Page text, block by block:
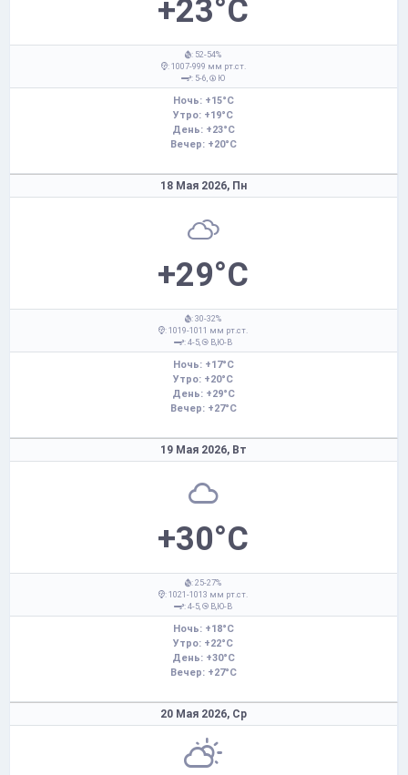
+23°C
: 52-54%
: 1007-999 мм рт.ст.
: 5-6,
Ю
Ночь: +15°C
Утро: +19°C
День: +23°C
Вечер: +20°C
18 Мая 2026, Пн
+29°C
: 30-32%
: 1019-1011 мм рт.ст.
: 4-5,
В,Ю-В
Ночь: +17°C
Утро: +20°C
День: +29°C
Вечер: +27°C
19 Мая 2026, Вт
+30°C
: 25-27%
: 1021-1013 мм рт.ст.
: 4-5,
В,Ю-В
Ночь: +18°C
Утро: +22°C
День: +30°C
Вечер: +27°C
20 Мая 2026, Ср